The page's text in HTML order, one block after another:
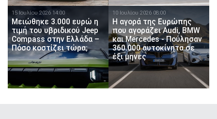
15 Ιουλίου 2026 14:00
Μειώθηκε 3.000 ευρώ η
τιμή του υβριδικού Jeep
Compass στην Ελλάδα –
Πόσο κοστίζει τώρα;
10 Ιουλίου 2026 08:00
Η αγορά της Ευρώπης
που αγοράζει Audi, BMW
και Mercedes - Πούλησαν
360.000 αυτοκίνητα σε
έξι μηνες